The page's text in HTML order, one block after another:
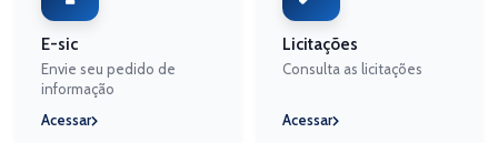
E-sic
Envie seu pedido de
informação
Acessar
Licitações
Consulta as licitações
Acessar